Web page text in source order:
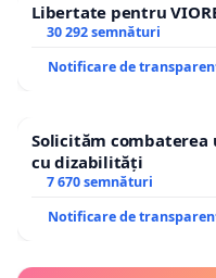
Libertate pentru
30 292 semnături
Notificare de
Solicităm
cu dizabilități
7 670 semnături
Notificare de